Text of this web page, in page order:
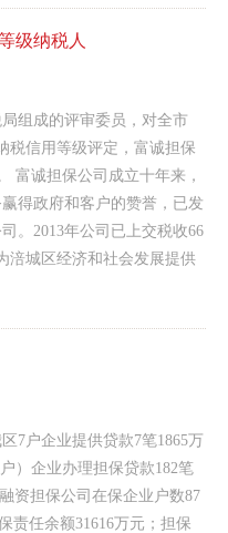
级纳税人
组成的评审委员，对全市
税信用等级评定，富诚担保
富诚担保公司成立十年来，
得政府和客户的赞誉，已发
。2013年公司已上交税收66
涪城区经济和社会发展提供
7户企业提供贷款7笔1865万
）企业办理担保贷款182笔
资担保公司在保企业户数87
责任余额31616万元；担保